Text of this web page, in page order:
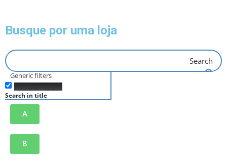
Busque por uma loja
Search
Generic filters
Hidden label
Search in title
A
B